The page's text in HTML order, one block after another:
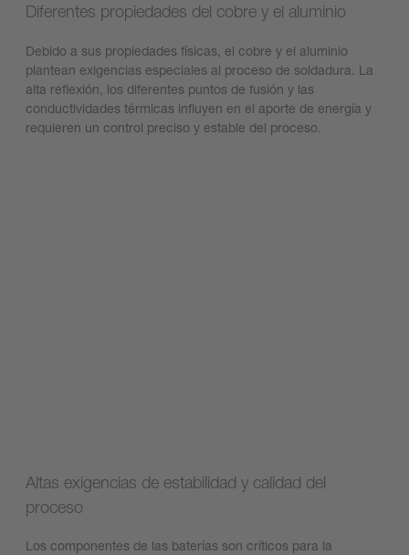
Diferentes propiedades del cobre y el aluminio
Debido a sus propiedades físicas, el cobre y el aluminio
plantean exigencias especiales al proceso de soldadura. La
alta reflexión, los diferentes puntos de fusión y las
conductividades térmicas influyen en el aporte de energía y
requieren un control preciso y estable del proceso.
Altas exigencias de estabilidad y calidad del
proceso
Los componentes de las baterías son críticos para la